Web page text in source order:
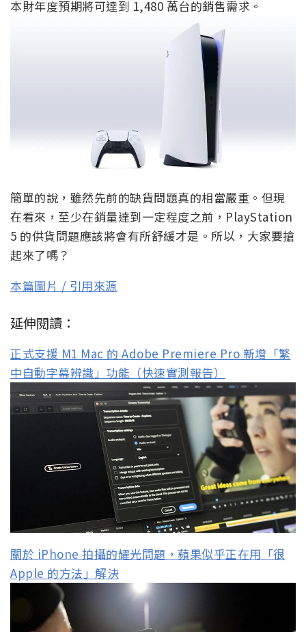
本財年度預期將可達到 1,480 萬台的銷售需求。
簡單的說，雖然先前的缺貨問題真的相當嚴重。但現
在看來，至少在銷量達到一定程度之前，PlayStation
5 的供貨問題應該將會有所舒緩才是。所以，大家要搶
起來了嗎？
本篇圖片 / 引用來源
延伸閱讀：
正式支援 M1 Mac 的 Adobe Premiere Pro 新增「繁
中自動字幕辨識」功能（快速實測報告）
關於 iPhone 拍攝的耀光問題，蘋果似乎正在用「很
Apple 的方法」解決